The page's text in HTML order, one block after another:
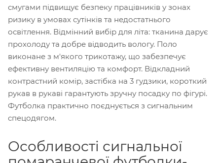
смугами підвищує безпеку працівників у зонах
ризику в умовах сутінків та недостатнього
освітлення. Відмінний вибір для літа: тканина дарує
прохолоду та добре відводить вологу. Поло
виконане з м'якого трикотажу, що забезпечує
ефективну вентиляцію та комфорт. Відкладний
контрастний комір, застібка на 3 гудзики, короткий
рукав в рукаві гарантують зручну посадку по фігурі.
Футболка практично поєднується з сигнальним
спецодягом.
Особливості сигнальної